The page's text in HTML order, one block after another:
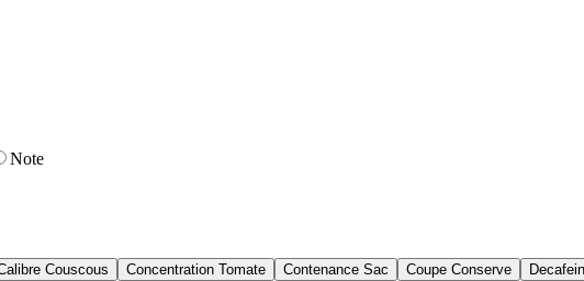
Note
Couscous Concentration Tomate Contenance Sac Coupe Conserve